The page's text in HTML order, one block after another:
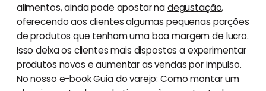
alimentos, ainda pode apostar nadegustação,
oferecendo aos clientes algumas pequenas porções
de produtos que tenham uma boa margem de lucro.
Isso deixa os clientes mais dispostos a experimentar
produtos novos e aumentar as vendas por impulso.
No nosso e-bookGuia do varejo: Como montar um